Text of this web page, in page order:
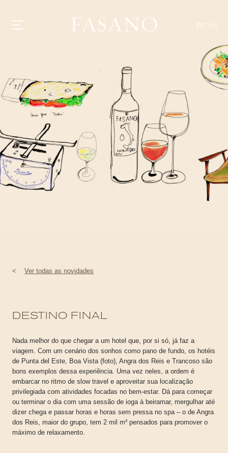
PT EN
HOTÉIS
EXPERIÊNCIAS
EVENTOS
VILLAS
SHOP | SELEZIONE
DESCUBRA
WHAT'S COOKING
CORRIERE
HISTÓRIA
SUSTENTABILIDADE
CONTATO
< Ver todas as novidades
DESTINO FINAL
Nada melhor do que chegar a um hotel que, por si só, já faz a
viagem. Com um cenário dos sonhos como pano de fundo, os hotéis
de Punta del Este, Boa Vista (foto), Angra dos Reis e Trancoso são
bons exemplos dessa experiência. Uma vez neles, a ordem é
embarcar no ritmo de slow travel e aproveitar sua localização
privilegiada com atividades focadas no bem-estar. Dá para começar
ou terminar o dia com uma sessão de ioga à beiramar, mergulhar até
dizer chega e passar horas e horas sem pressa no spa – o de Angra
dos Reis, maior do grupo, tem 2 mil m² pensados para promover o
máximo de relaxamento.